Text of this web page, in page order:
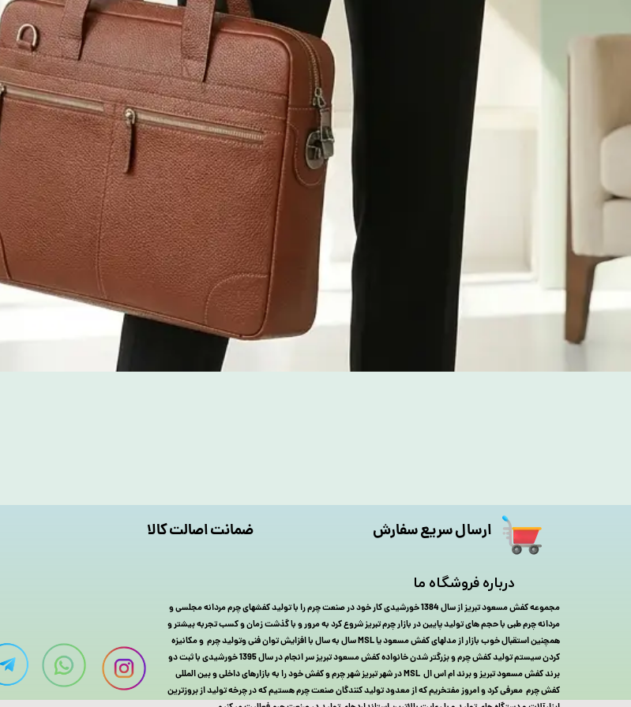
ضمانت اصالت کالا
درباره فروشگاه ما
مجموعه کفش مسعود تبریز از سال 1384 خورشیدی کار خود در صنعت چرم را با تولید کفشهای چرم مردانه مجلسی و
مردانه چرم طبی با حجم های تولید پایین در بازار چرم تبریز شروع کرد به مرور و با گذشت زمان و کسب تجربه بیشتر و
همچنین استقبال خوب بازار از مدلهای کفش مسعود یا MSL سال به سال با افزایش توان فنی وتولید چرم و مکانیزه
کردن سیستم تولید کفش چرم و بزرگتر شدن خانواده کفش مسعود تبریز سر انجام در سال 1395 خورشیدی با ثبت دو
برند کفش مسعود تبریز و برند ام اس ال MSL در شهر تبریز شهر چرم و کفش خود را به بازارهای داخلی و بین المللی
کفش چرم معرفی کرد و امروز مفتخریم که از معدود تولید کنندگان صنعت چرم هستیم که در چرخه تولید از بروزترین
ارسال سریع سفارش